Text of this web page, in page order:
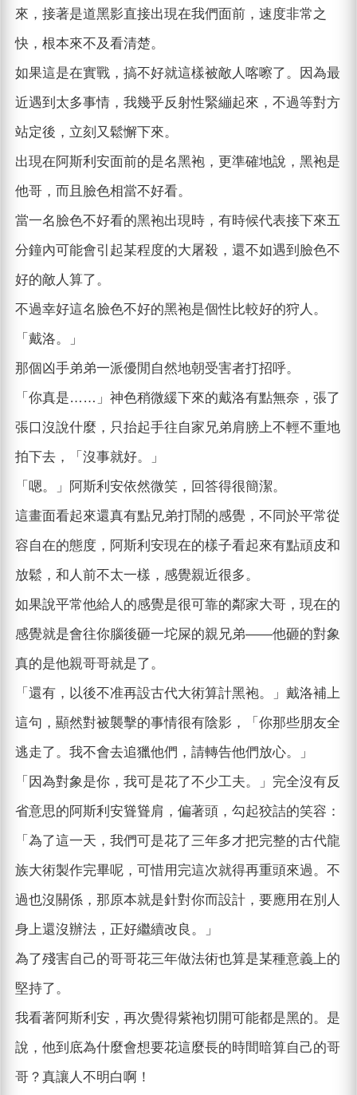
來，接著是道黑影直接出現在我們面前，速度非常之
快，根本來不及看清楚。
如果這是在實戰，搞不好就這樣被敵人喀嚓了。因為最
近遇到太多事情，我幾乎反射性緊繃起來，不過等對方
站定後，立刻又鬆懈下來。
出現在阿斯利安面前的是名黑袍，更準確地說，黑袍是
他哥，而且臉色相當不好看。
當一名臉色不好看的黑袍出現時，有時候代表接下來五
分鐘內可能會引起某程度的大屠殺，還不如遇到臉色不
好的敵人算了。
不過幸好這名臉色不好的黑袍是個性比較好的狩人。
「戴洛。」
那個凶手弟弟一派優閒自然地朝受害者打招呼。
「你真是……」神色稍微緩下來的戴洛有點無奈，張了
張口沒說什麼，只抬起手往自家兄弟肩膀上不輕不重地
拍下去，「沒事就好。」
「嗯。」阿斯利安依然微笑，回答得很簡潔。
這畫面看起來還真有點兄弟打鬧的感覺，不同於平常從
容自在的態度，阿斯利安現在的樣子看起來有點頑皮和
放鬆，和人前不太一樣，感覺親近很多。
如果說平常他給人的感覺是很可靠的鄰家大哥，現在的
感覺就是會往你腦後砸一坨屎的親兄弟——他砸的對象
真的是他親哥哥就是了。
「還有，以後不准再設古代大術算計黑袍。」戴洛補上
這句，顯然對被襲擊的事情很有陰影，「你那些朋友全
逃走了。我不會去追獵他們，請轉告他們放心。」
「因為對象是你，我可是花了不少工夫。」完全沒有反
省意思的阿斯利安聳聳肩，偏著頭，勾起狡詰的笑容：
「為了這一天，我們可是花了三年多才把完整的古代龍
族大術製作完畢呢，可惜用完這次就得再重頭來過。不
過也沒關係，那原本就是針對你而設計，要應用在別人
身上還沒辦法，正好繼續改良。」
為了殘害自己的哥哥花三年做法術也算是某種意義上的
堅持了。
我看著阿斯利安，再次覺得紫袍切開可能都是黑的。是
說，他到底為什麼會想要花這麼長的時間暗算自己的哥
哥？真讓人不明白啊！